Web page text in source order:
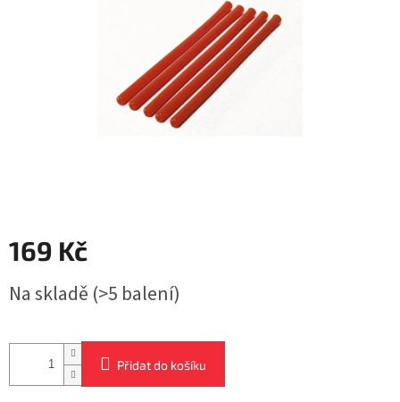
169 Kč
cena:
Na skladě (>5 balení)
Přidat do košíku